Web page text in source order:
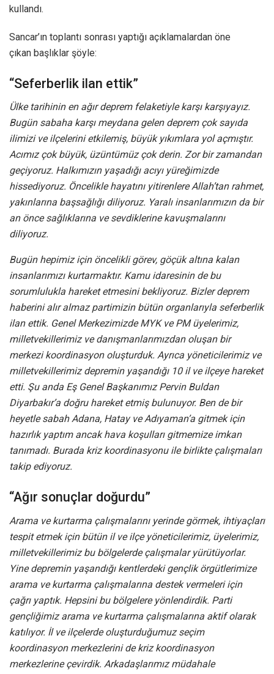
kullandı.
Sancar’ın toplantı sonrası yaptığı açıklamalardan öne
çıkan başlıklar şöyle:
“Seferberlik ilan ettik”
Ülke tarihinin en ağır deprem felaketiyle karşı karşıyayız.
Bugün sabaha karşı meydana gelen deprem çok sayıda
ilimizi ve ilçelerini etkilemiş, büyük yıkımlara yol açmıştır.
Acımız çok büyük, üzüntümüz çok derin. Zor bir zamandan
geçiyoruz. Halkımızın yaşadığı acıyı yüreğimizde
hissediyoruz. Öncelikle hayatını yitirenlere Allah’tan rahmet,
yakınlarına başsağlığı diliyoruz. Yaralı insanlarımızın da bir
an önce sağlıklarına ve sevdiklerine kavuşmalarını
diliyoruz.
Bugün hepimiz için öncelikli görev, göçük altına kalan
insanlarımızı kurtarmaktır. Kamu idaresinin de bu
sorumlulukla hareket etmesini bekliyoruz. Bizler deprem
haberini alır almaz partimizin bütün organlarıyla seferberlik
ilan ettik. Genel Merkezimizde MYK ve PM üyelerimiz,
milletvekillerimiz ve danışmanlarımızdan oluşan bir
merkezi koordinasyon oluşturduk. Ayrıca yöneticilerimiz ve
milletvekillerimiz depremin yaşandığı 10 il ve ilçeye hareket
etti. Şu anda Eş Genel Başkanımız Pervin Buldan
Diyarbakır’a doğru hareket etmiş bulunuyor. Ben de bir
heyetle sabah Adana, Hatay ve Adıyaman’a gitmek için
hazırlık yaptım ancak hava koşulları gitmemize imkan
tanımadı. Burada kriz koordinasyonu ile birlikte çalışmaları
takip ediyoruz.
“Ağır sonuçlar doğurdu”
Arama ve kurtarma çalışmalarını yerinde görmek, ihtiyaçları
tespit etmek için bütün il ve ilçe yöneticilerimiz, üyelerimiz,
milletvekillerimiz bu bölgelerde çalışmalar yürütüyorlar.
Yine depremin yaşandığı kentlerdeki gençlik örgütlerimize
arama ve kurtarma çalışmalarına destek vermeleri için
çağrı yaptık. Hepsini bu bölgelere yönlendirdik. Parti
gençliğimiz arama ve kurtarma çalışmalarına aktif olarak
katılıyor. İl ve ilçelerde oluşturduğumuz seçim
koordinasyon merkezlerini de kriz koordinasyon
merkezlerine çevirdik. Arkadaşlarımız müdahale